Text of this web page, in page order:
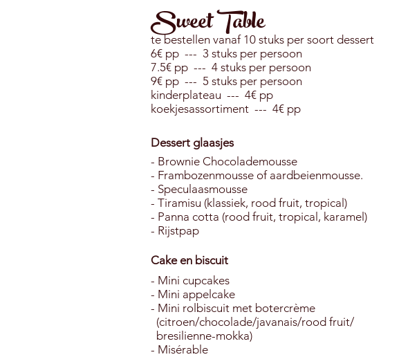
Sweet Table
te bestellen vanaf 10 stuks per soort dessert
6€ pp --- 3 stuks per persoon
7.5€ pp --- 4 stuks per persoon
9€ pp --- 5 stuks per persoon
kinderplateau --- 4€ pp
koekjesassortiment --- 4€ pp
Dessert glaasjes
- Brownie Chocolademousse
- Frambozenmousse of aardbeienmousse.
- Speculaasmousse
- Tiramisu (klassiek, rood fruit, tropical)
- Panna cotta (rood fruit, tropical, karamel)
- Rijstpap
Cake en biscuit
- Mini cupcakes
- Mini appelcake
- Mini rolbiscuit met botercrème
(citroen/chocolade/javanais/rood fruit/
bresilienne-mokka)
- Misérable